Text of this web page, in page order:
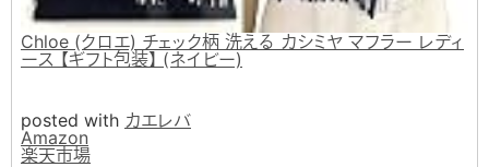
Chloe (クロエ) チェック柄 洗える カシミヤ マフラー レディ
ース 【ギフト包装】 (ネイビー)
posted with カエレバ
Amazon
楽天市場